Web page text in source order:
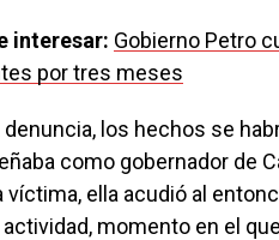
interesar: Gobierno Petro
por tres meses
denuncia, los hechos se
como gobernador de
víctima, ella acudió al
actividad, momento en el